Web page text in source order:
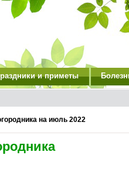
и приметы
на июль 2022